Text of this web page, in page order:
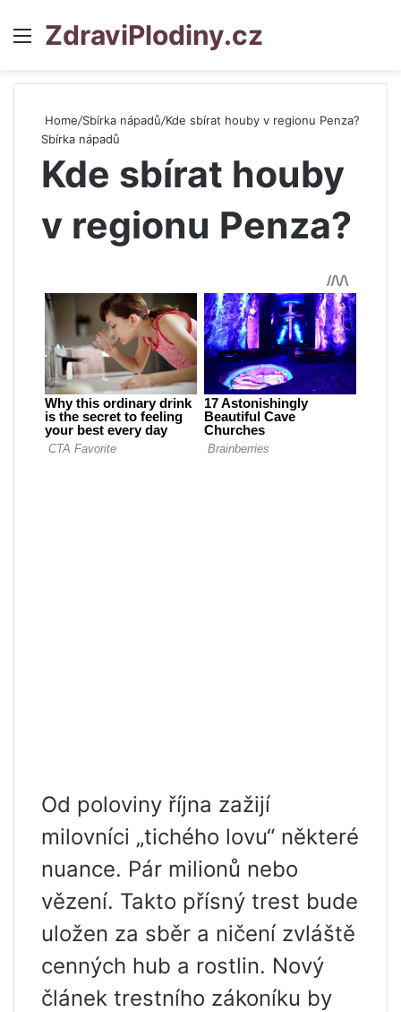
Menu
ZdraviPlodiny.cz
Home/Sbírka nápadů/Kde sbírat houby v regionu Penza?
Sbírka nápadů
Kde sbírat houby
v regionu Penza?
Od poloviny října zažijí
milovníci „tichého lovu“ některé
nuance. Pár milionů nebo
vězení. Takto přísný trest bude
uložen za sběr a ničení zvláště
cenných hub a rostlin. Nový
článek trestního zákoníku by